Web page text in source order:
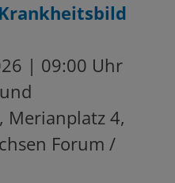
| 09:00 Uhr
Merianplatz 4,
Forum /